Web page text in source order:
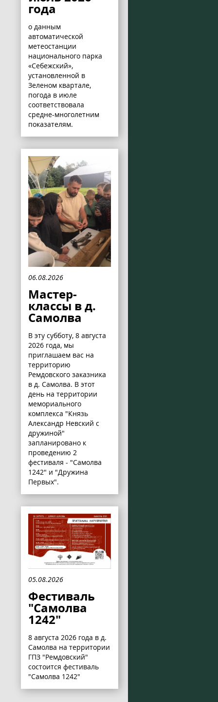
года
о данным
автоматической
метеостанции
национального парка
«Себежский»,
установленной в
Зеленом квартале,
погода в июле
соответствовала
средне-многолетним
показателям.
06.08.2026
Мастер-
классы в д.
Самолва
В эту субботу, 8 августа
2026 года, мы
приглашаем вас на
территорию
Ремдовского заказника
в д. Самолва. В этот
день на территории
мемориального
комплекса "Князь
Александр Невский с
дружиной"
запланировано к
проведению 2
фестиваля - "Самолва
1242" и "Дружина
Первых".
05.08.2026
Фестиваль
"Самолва
1242"
8 августа 2026 года в д.
Самолва на территории
ГПЗ "Ремдовский"
состоится фестиваль
"Самолва 1242"